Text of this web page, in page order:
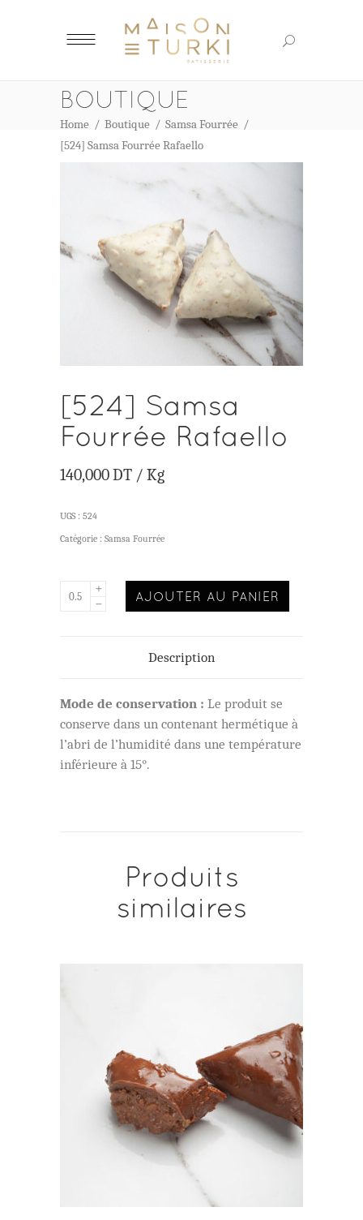
BOUTIQUE
Home / Boutique / Samsa Fourrée /
[524] Samsa Fourrée Rafaello
[524] Samsa
Fourrée Rafaello
140,000DT / Kg
UGS : 524
Catégorie : Samsa Fourrée
AJOUTER AU PANIER
Description
Mode de conservation : Le produit se
conserve dans un contenant hermétique à
l’abri de l’humidité dans une température
inférieure à 15°.
Produits
similaires
AJOUTER AU PANIER